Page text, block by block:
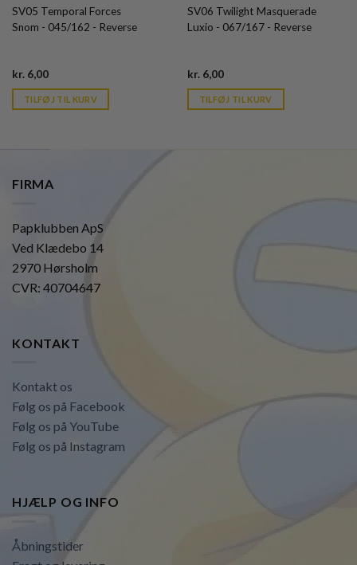
SV05 Temporal Forces
Snom - 045/162 - Reverse
kr. 6,00Current
is:
kr. 39,95.
TILFØJ TIL KURV
SV06 Twilight Masquerade
Luxio - 067/167 - Reverse
kr.6,00Current
is:
kr. 39,95.
TILFØJ TIL KURV
FIRMA
Papklubben ApS
Ved Klædebo 14
2970 Hørsholm
CVR: 40704647
KONTAKT
Kontakt os
Følg os på Facebook
Følg os på YouTube
Følg os på Instagram
HJÆLP OG INFO
Åbningstider